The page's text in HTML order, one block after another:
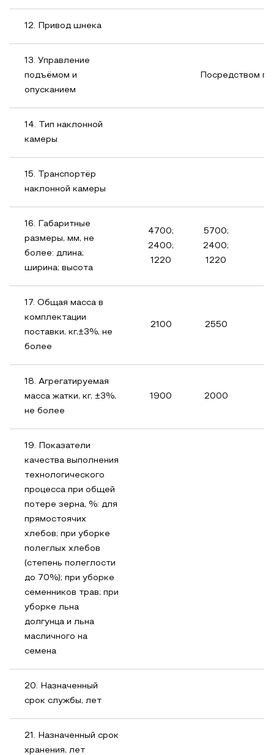
12. Привод шнека
13. Управление
подъёмом и
опусканием
Посредством
14. Тип наклонной
камеры
15. Транспортёр
наклонной камеры
16. Габаритные
размеры, мм, не
более: длина;
ширина; высота
4700;
2400;
1220
5700;
2400;
1220
17. Общая масса в
комплектации
поставки, кг,±3%, не
более
2100 2550
18. Агрегатируемая
масса жатки, кг, ±3%,
не более
1900 2000
19. Показатели
качества выполнения
технологического
процесса при общей
потере зерна, %: для
прямостоячих
хлебов; при уборке
полеглых хлебов
(степень полеглости
до 70%); при уборке
семенников трав; при
уборке льна
долгунца и льна
масличного на
семена
20. Назначенный
срок службы, лет
21. Назначенный срок
хранения, лет